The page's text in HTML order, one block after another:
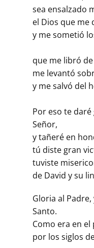
sea ensalzado
el Dios que me
y me sometió
que me libró
me levantó
y me salvó del
Por eso te
Señor,
y tañeré en
tú diste gran
tuviste
de David y su
Gloria al
Santo.
Como era en
por los siglos